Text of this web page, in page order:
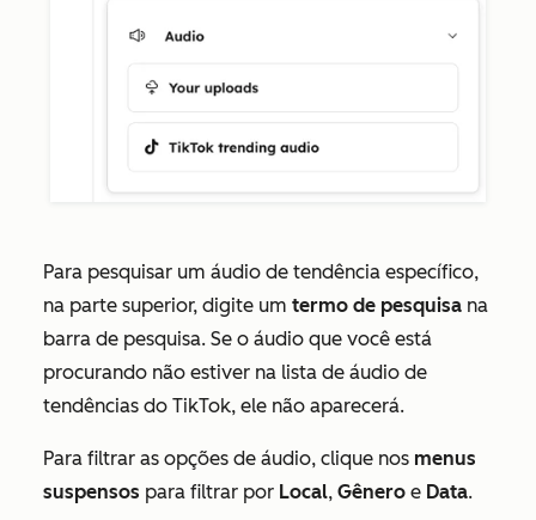
Para pesquisar um áudio de tendência específico,
na parte superior, digite um termo de pesquisa na
barra de pesquisa. Se o áudio que você está
procurando não estiver na lista de áudio de
tendências do TikTok, ele não aparecerá.
Para filtrar as opções de áudio, clique nos menus
suspensos para filtrar por Local, Gênero e Data.